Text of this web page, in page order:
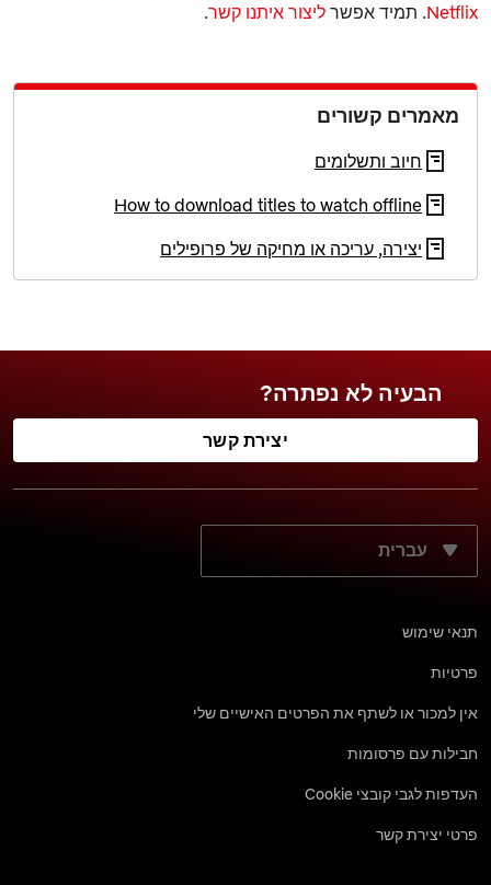
Netflix. תמיד אפשר ליצור איתנו קשר.
מאמרים קשורים
חיוב ותשלומים
How to download titles to watch offline
יצירה, עריכה או מחיקה של פרופילים
הבעיה לא נפתרה?
יצירת קשר
מה שפת התצוגה הרצויה?
תנאי שימוש
פרטיות
אין למכור או לשתף את הפרטים האישיים שלי
חבילות עם פרסומות
העדפות לגבי קובצי Cookie
פרטי יצירת קשר